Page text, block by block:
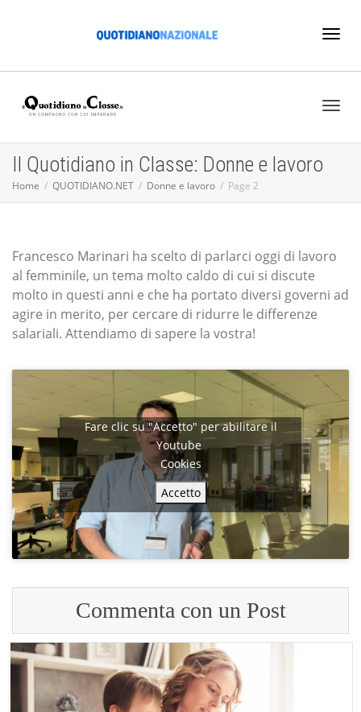
Il Quotidiano in Classe: Donne e lavoro
Home QUOTIDIANO.NET Donne e lavoro Page 2
Francesco Marinari ha scelto di parlarci oggi di lavoro
al femminile, un tema molto caldo di cui si discute
molto in questi anni e che ha portato diversi governi ad
agire in merito, per cercare di ridurre le differenze
salariali. Attendiamo di sapere la vostra!
Fare clic su "Accetto" per abilitare il
Youtube
Cookies
Accetto
Commenta con un Post